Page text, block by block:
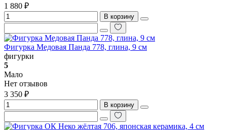
1 880 ₽
В корзину
Фигурка Медовая Панда 778, глина, 9 см
фигурки
5
Мало
Нет отзывов
3 350 ₽
В корзину